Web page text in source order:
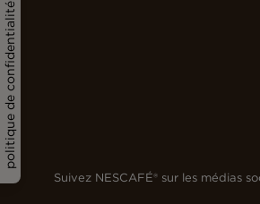
politique de confidentialité
Suivez NESCAFÉ® sur les médias